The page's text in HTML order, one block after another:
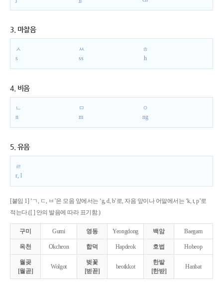
3. 마찰음
ㅅ
s
ㅆ
ss
ㅎ
h
4. 비음
ㄴ
n
ㅁ
m
ㅇ
ng
5. 유음
ㄹ
r, l
[붙임 1] ‘ㄱ, ㄷ, ㅂ’은 모음 앞에서는 ‘g, d, b’로, 자음 앞이나 어말에서는 ‘k, t, p’로
적는다.([ ] 안의 발음에 따라 표기함.)
구미 Gumi 영동 Yeongdong 백암 Baegam
옥천 Okcheon 합덕 Hapdeok 호법 Hobeop
월곶
[월곧]
Wolgot
벚꽃
[벋꼳]
beotkkot
한밭
[한받]
Hanbat